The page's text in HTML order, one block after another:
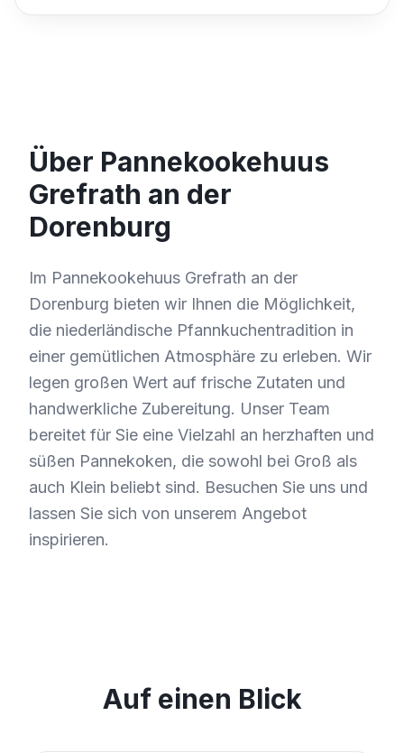
Über Pannekookehuus
Grefrath an der
Dorenburg
Im Pannekookehuus Grefrath an der
Dorenburg bieten wir Ihnen die Möglichkeit,
die niederländische Pfannkuchentradition in
einer gemütlichen Atmosphäre zu erleben. Wir
legen großen Wert auf frische Zutaten und
handwerkliche Zubereitung. Unser Team
bereitet für Sie eine Vielzahl an herzhaften und
süßen Pannekoken, die sowohl bei Groß als
auch Klein beliebt sind. Besuchen Sie uns und
lassen Sie sich von unserem Angebot
inspirieren.
Auf einen Blick